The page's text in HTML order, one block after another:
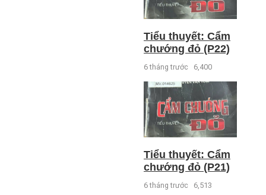
Tiểu thuyết: Cẩm
chướng đỏ (P22)
6 tháng trước 6,400
Tiểu thuyết: Cẩm
chướng đỏ (P21)
6 tháng trước 6,513